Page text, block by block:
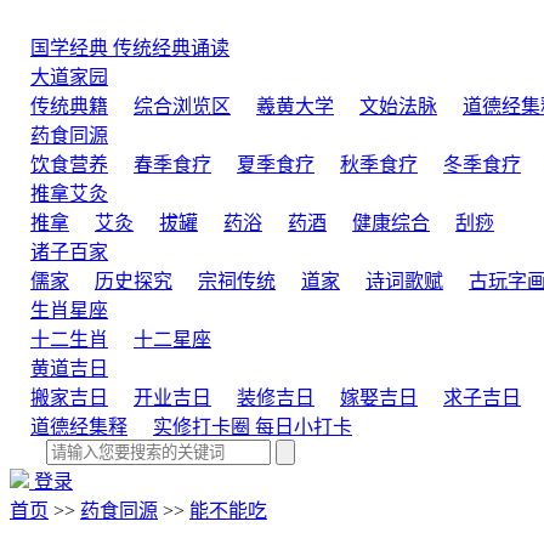
国学经典 传统经典诵读
大道家园
传统典籍
综合浏览区 羲黄大学 文始法脉
道德经集
药食同源
饮食营养
春季食疗 夏季食疗 秋季食疗 冬季食疗
推拿艾灸
推拿
艾灸 拔罐 药浴 药酒 健康综合
刮痧
诸子百家
儒家
历史探究 宗祠传统 道家 诗词歌赋 古玩字画
生肖星座
十二生肖
十二星座
黄道吉日
搬家吉日
开业吉日 装修吉日 嫁娶吉日
求子吉日
道德经集释
实修打卡圈 每日小打卡
登录
首页 >> 药食同源 >> 能不能吃